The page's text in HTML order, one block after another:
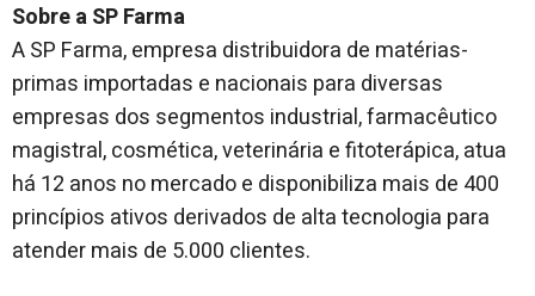
Sobre a SP Farma
A SP Farma, empresa distribuidora de matérias-
primas importadas e nacionais para diversas
empresas dos segmentos industrial, farmacêutico
magistral, cosmética, veterinária e fitoterápica, atua
há 12 anos no mercado e disponibiliza mais de 400
princípios ativos derivados de alta tecnologia para
atender mais de 5.000 clientes.